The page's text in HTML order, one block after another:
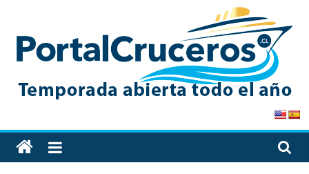
content
PortalCruceros
Toda
la